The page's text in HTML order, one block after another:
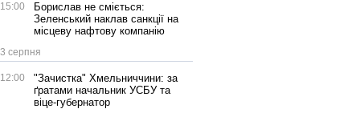
15:00
Борислав не сміється:
Зеленський наклав санкції на
місцеву нафтову компанію
3 серпня
12:00
"Зачистка" Хмельниччини: за
ґратами начальник УСБУ та
віце-губернатор